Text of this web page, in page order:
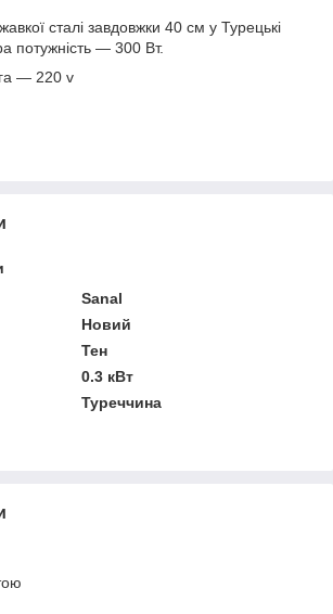
сталі завдовжки 40 см у Турецькі
потужність — 300 Вт.
— 220 v
Sanal
Новий
Тен
0.3 кВт
Туреччина